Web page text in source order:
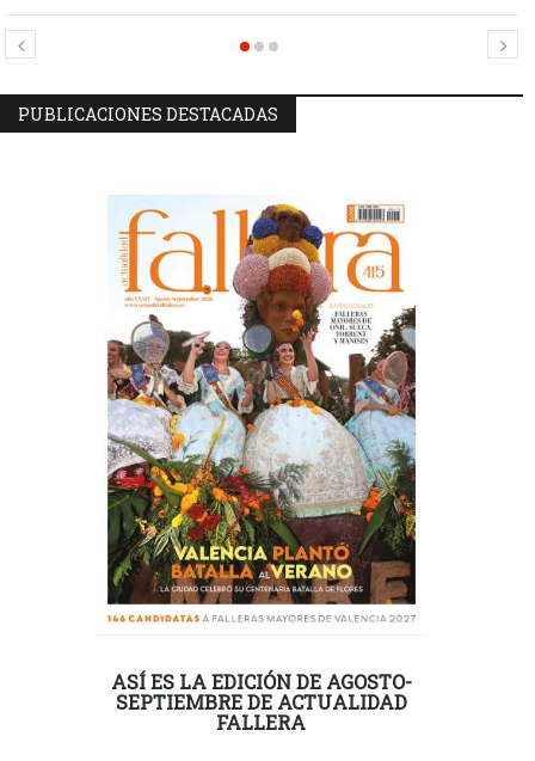
Candidatas Preseleccionadas por el sector Olivereta
Candidatas Preseleccionadas por el sector Sector La Seu-La Xerea-El
Mercat
PUBLICACIONES DESTACADAS
ASÍ ES LA EDICIÓN DE AGOSTO-
SEPTIEMBRE DE ACTUALIDAD
FALLERA